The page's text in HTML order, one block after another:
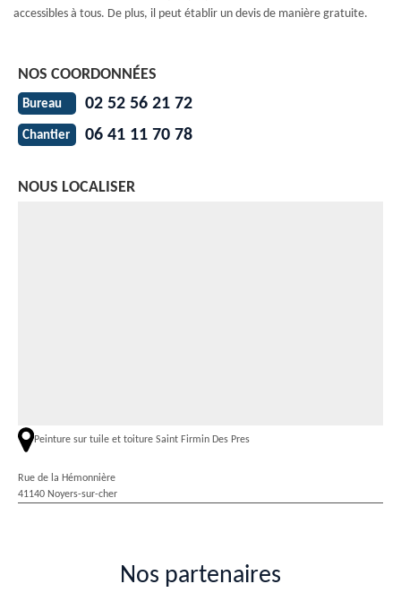
accessibles à tous. De plus, il peut établir un devis de manière gratuite.
NOS COORDONNÉES
Bureau 02 52 56 21 72
Chantier 06 41 11 70 78
NOUS LOCALISER
Peinture sur tuile et toiture Saint Firmin Des Pres
Rue de la Hémonnière
41140 Noyers-sur-cher
Nos partenaires